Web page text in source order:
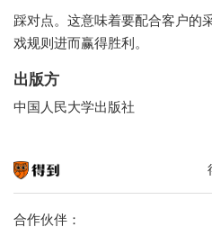
踩对点。这意味着要配合客户的
戏规则进而赢得胜利。
出版方
中国人民大学出版社
合作伙伴：